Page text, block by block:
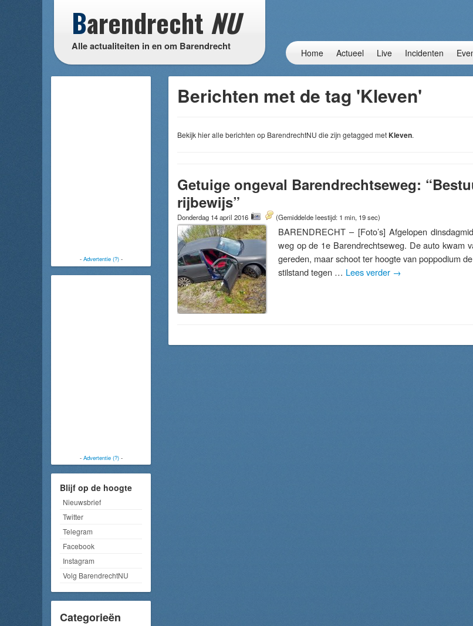
Barendrecht NU
Alle actualiteiten in en om Barendrecht
Home Actueel Live Incidenten
- Advertentie (?)-
- Advertentie (?)-
Blijf op de hoogte
Nieuwsbrief
Twitter
Telegram
Facebook
Instagram
Volg BarendrechtNU
Categorieën
Berichten met de tag 'Kleven'
Bekijk hier alle berichten op BarendrechtNU die zijn getagged metKleven.
Getuige ongeval Barendrechtseweg:
rijbewijs”
Donderdag 14 april 2016 (Gemiddelde leestijd: 1 min, 19 sec)
BARENDRECHT – [Foto’s] Afgelopen
weg op de 1e Barendrechtseweg. De auto kwam
gereden, maar schoot ter hoogte van poppodium
stilstand tegen … Lees verder →